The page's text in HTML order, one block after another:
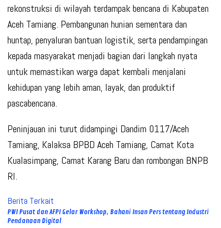
rekonstruksi di wilayah terdampak bencana di Kabupaten
Aceh Tamiang. Pembangunan hunian sementara dan
huntap, penyaluran bantuan logistik, serta pendampingan
kepada masyarakat menjadi bagian dari langkah nyata
untuk memastikan warga dapat kembali menjalani
kehidupan yang lebih aman, layak, dan produktif
pascabencana.
Peninjauan ini turut didampingi Dandim 0117/Aceh
Tamiang, Kalaksa BPBD Aceh Tamiang, Camat Kota
Kualasimpang, Camat Karang Baru dan rombongan BNPB
RI.
Berita Terkait
PWI Pusat dan AFPI Gelar Workshop, Bahani Insan Pers tentang Industri
Pendanaan Digital